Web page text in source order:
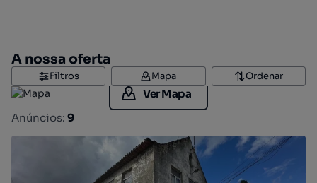
A nossa oferta
Filtros Mapa Ordenar
Ver Mapa
Anúncios: 9